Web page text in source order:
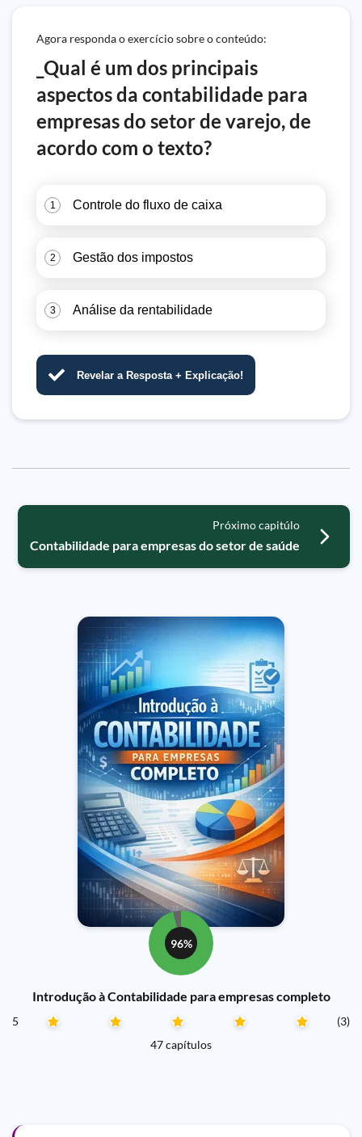
Agora responda o exercício sobre o conteúdo:
_Qual é um dos principais
aspectos da contabilidade para
empresas do setor de varejo, de
acordo com o texto?
1 Controle do fluxo de caixa
2 Gestão dos impostos
3 Análise da rentabilidade
Revelar a Resposta + Explicação!
Próximo capitúlo
Contabilidade para empresas do setor de saúde
96%
Introdução à Contabilidade para empresas completo
5
(3)
47 capítulos